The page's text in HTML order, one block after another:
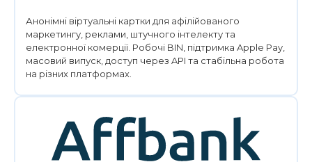
Анонімні віртуальні картки для афілійованого
маркетингу, реклами, штучного інтелекту та
електронної комерції. Робочі BIN, підтримка Apple Pay,
масовий випуск, доступ через API та стабільна робота
на різних платформах.